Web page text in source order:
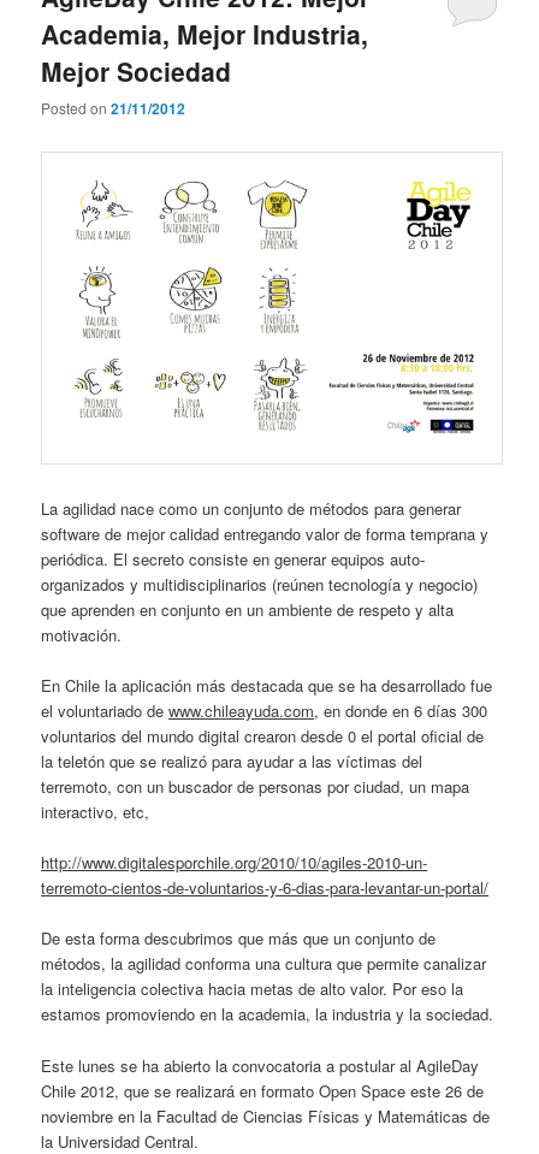
Academia, Mejor Industria,
Mejor Sociedad
Posted on21/11/2012
La agilidad nace como un conjunto de métodos para generar
software de mejor calidad entregando valor de forma temprana y
periódica. El secreto consiste en generar equipos auto-
organizados y multidisciplinarios (reúnen tecnología y negocio)
que aprenden en conjunto en un ambiente de respeto y alta
motivación.
En Chile la aplicación más destacada que se ha desarrollado fue
el voluntariado dewww.chileayuda.com, en donde en 6 días 300
voluntarios del mundo digital crearon desde 0 el portal oficial de
la teletón que se realizó para ayudar a las víctimas del
terremoto, con un buscador de personas por ciudad, un mapa
interactivo, etc,
http://www.digitalesporchile.org/2010/10/agiles-2010-un-
terremoto-cientos-de-voluntarios-y-6-dias-para-levantar-un-portal/
De esta forma descubrimos que más que un conjunto de
métodos, la agilidad conforma una cultura que permite canalizar
la inteligencia colectiva hacia metas de alto valor. Por eso la
estamos promoviendo en la academia, la industria y la sociedad.
Este lunes se ha abierto la convocatoria a postular al AgileDay
Chile 2012, que se realizará en formato Open Space este 26 de
noviembre en la Facultad de Ciencias Físicas y Matemáticas de
la Universidad Central.